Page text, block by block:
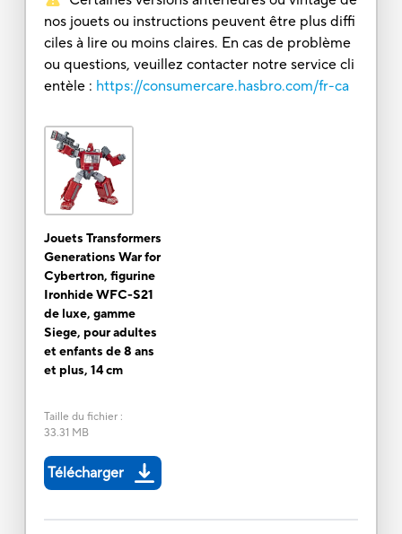
nos jouets ou instructions peuvent être plus diffi
ciles à lire ou moins claires. En cas de problème
ou questions, veuillez contacter notre service cli
entèle : https://consumercare.hasbro.com/fr-ca
Jouets Transformers
Generations War for
Cybertron, figurine
Ironhide WFC-S21
de luxe, gamme
Siege, pour adultes
et enfants de 8 ans
et plus, 14 cm
Taille du fichier:
33.31 MB
Télécharger